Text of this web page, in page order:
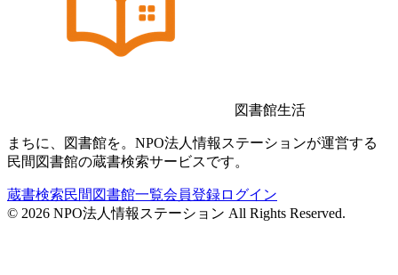
図書館生活
まちに、図書館を。NPO法人情報ステーションが運営する
民間図書館の蔵書検索サービスです。
蔵書検索民間図書館一覧会員登録ログイン
© 2026 NPO法人情報ステーション All Rights Reserved.